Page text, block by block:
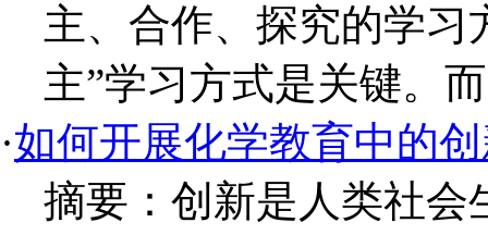
主、合作、探究的学习
主”学习方式是关键。
·如何开展化学教育中的
摘要：创新是人类社会